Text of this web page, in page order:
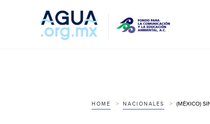
HOME NACIONALES